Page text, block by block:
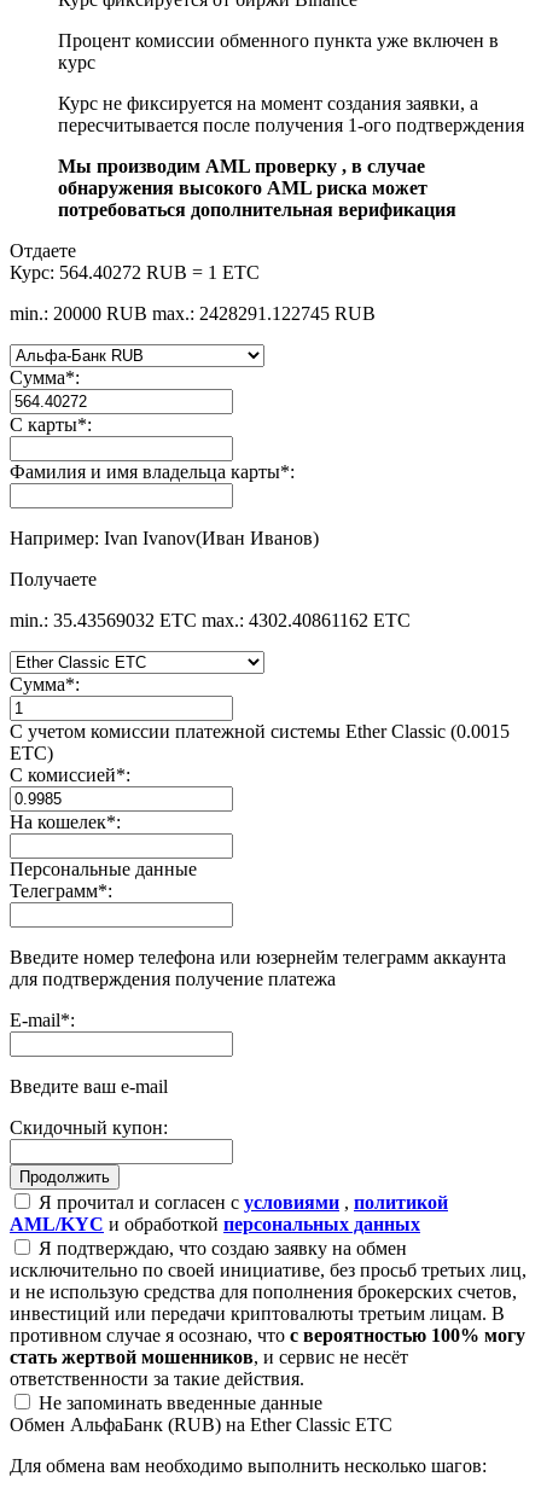
Процент комиссии обменного пункта уже включен в
курс
Курс не фиксируется на момент создания заявки, а
пересчитывается после получения 1-ого подтверждения
Мы производим AML проверку , в случае
обнаружения высокого AML риска может
потребоваться дополнительная верификация
Отдаете
Курс: 564.40272 RUB = 1 ETC
min.: 20000 RUB max.: 2428291.122745 RUB
Сумма*:
С карты*:
Фамилия и имя владельца карты*:
Например: Ivan Ivanov(Иван Иванов)
Получаете
min.: 35.43569032 ETC max.: 4302.40861162 ETC
Сумма*:
С учетом комиссии платежной системы Ether Classic (0.0015
ETC)
С комиссией*:
На кошелек*:
Персональные данные
Телеграмм*:
Введите номер телефона или юзернейм телеграмм аккаунта
для подтверждения получение платежа
E-mail*:
Введите ваш e-mail
Скидочный купон:
Я прочитал и согласен с условиями , политикой
AML/KYC и обработкой персональных данных
Я подтверждаю, что создаю заявку на обмен
исключительно по своей инициативе, без просьб третьих лиц,
и не использую средства для пополнения брокерских счетов,
инвестиций или передачи криптовалюты третьим лицам. В
противном случае я осознаю, что с вероятностью 100% могу
стать жертвой мошенников, и сервис не несёт
ответственности за такие действия.
Не запоминать введенные данные
Обмен АльфаБанк (RUB) на Ether Classic ETC
Для обмена вам необходимо выполнить несколько шагов: